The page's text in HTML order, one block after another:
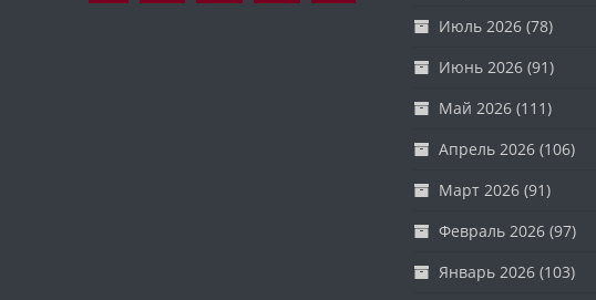
Июль 2026(78)
Июнь 2026(91)
Май 2026(111)
Апрель 2026(106)
Март 2026(91)
Февраль 2026(97)
Январь 2026(103)